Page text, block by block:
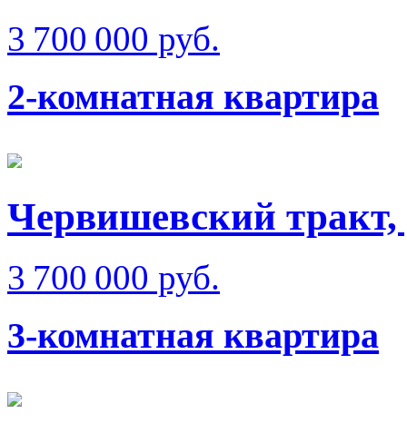
3 700 000 руб.
2-комнатная квартира
Червишевский
3 700 000 руб.
3-комнатная квартира